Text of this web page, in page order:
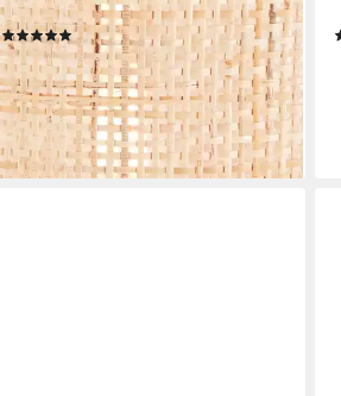
Rattangeflecht
(11)
58,49 € UVP79,99 €
-27%
lieferbar - in 1-2 Werktagen bei dir